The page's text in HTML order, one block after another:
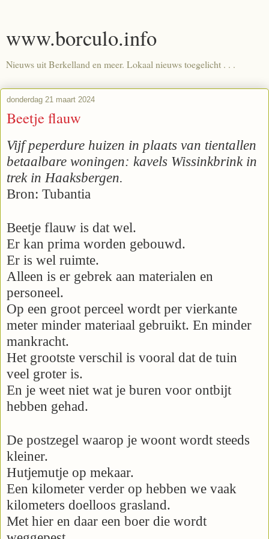
www.borculo.info
Nieuws uit Berkelland en meer. Lokaal nieuws toegelicht . . .
donderdag 21 maart 2024
Beetje flauw
Vijf peperdure huizen in plaats van tientallen
betaalbare woningen: kavels Wissinkbrink in
trek in Haaksbergen.
Bron: Tubantia
Beetje flauw is dat wel.
Er kan prima worden gebouwd.
Er is wel ruimte.
Alleen is er gebrek aan materialen en
personeel.
Op een groot perceel wordt per vierkante
meter minder materiaal gebruikt. En minder
mankracht.
Het grootste verschil is vooral dat de tuin
veel groter is.
En je weet niet wat je buren voor ontbijt
hebben gehad.
De postzegel waarop je woont wordt steeds
kleiner.
Hutjemutje op mekaar.
Een kilometer verder op hebben we vaak
kilometers doelloos grasland.
Met hier en daar een boer die wordt